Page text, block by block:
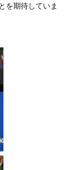
を期待していま